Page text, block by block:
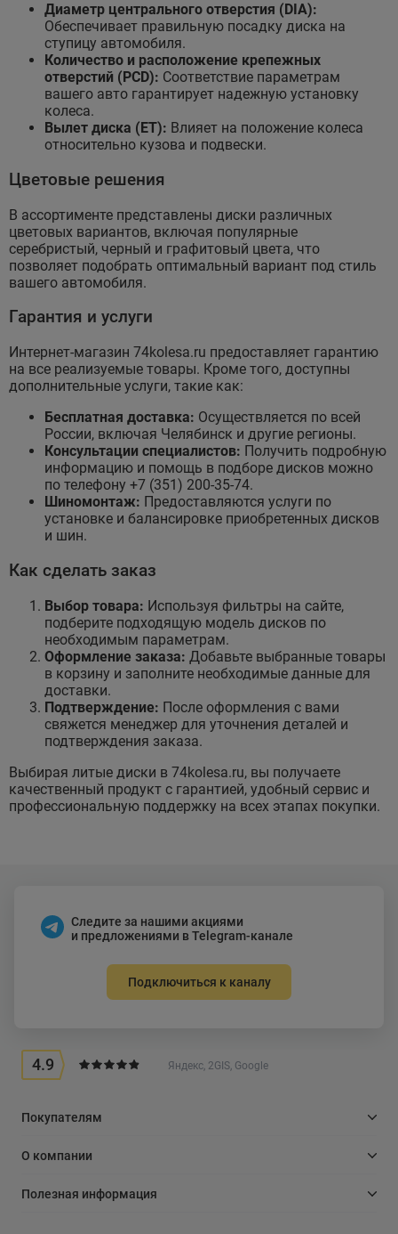
Диаметр центрального отверстия (DIA):
Обеспечивает правильную посадку диска на
ступицу автомобиля.
Количество и расположение крепежных
отверстий (PCD): Соответствие параметрам
вашего авто гарантирует надежную установку
колеса.
Вылет диска (ET): Влияет на положение колеса
относительно кузова и подвески.
Цветовые решения
В ассортименте представлены диски различных
цветовых вариантов, включая популярные
серебристый, черный и графитовый цвета, что
позволяет подобрать оптимальный вариант под стиль
вашего автомобиля.
Гарантия и услуги
Интернет-магазин 74kolesa.ru предоставляет гарантию
на все реализуемые товары. Кроме того, доступны
дополнительные услуги, такие как:
Бесплатная доставка: Осуществляется по всей
России, включая Челябинск и другие регионы.
Консультации специалистов: Получить подробную
информацию и помощь в подборе дисков можно
по телефону +7 (351) 200-35-74.
Шиномонтаж: Предоставляются услуги по
установке и балансировке приобретенных дисков
и шин.
Как сделать заказ
Выбор товара: Используя фильтры на сайте,
подберите подходящую модель дисков по
необходимым параметрам.
Оформление заказа: Добавьте выбранные товары
в корзину и заполните необходимые данные для
доставки.
Подтверждение: После оформления с вами
свяжется менеджер для уточнения деталей и
подтверждения заказа.
Выбирая литые диски в 74kolesa.ru, вы получаете
качественный продукт с гарантией, удобный сервис и
профессиональную поддержку на всех этапах покупки.
Следите за нашими акциями
и предложениями в Telegram-канале
Подключиться к каналу
4.9 Яндекс, 2GIS, Google
Покупателям
О компании
Полезная информация